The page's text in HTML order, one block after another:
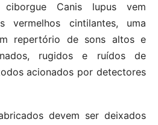
ciborgue Canis lupus vem
vermelhos cintilantes, uma
repertório de sons altos e
rugidos e ruídos de
acionados por detectores
devem ser deixados